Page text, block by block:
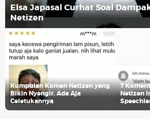
Elsa Japasal Curhat Soal
Netizen
Kumpulan Komen Netizen yang
Bikin Nyengir, Ada Aja
Celetukannya
7
Netizen